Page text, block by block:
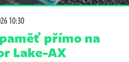
10:30
přímo na
Lake-AX